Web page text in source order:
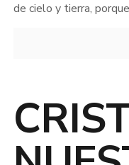
de cielo y tierra,